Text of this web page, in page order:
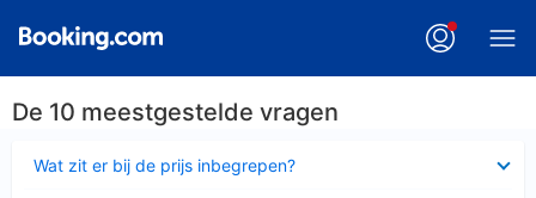
De 10 meestgestelde vragen
Wat zit er bij de prijs inbegrepen?